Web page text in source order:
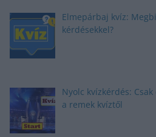
Elmepárbaj kvíz:
kérdésekkel?
Nyolc kvízkérdés:
a remek kvíztől